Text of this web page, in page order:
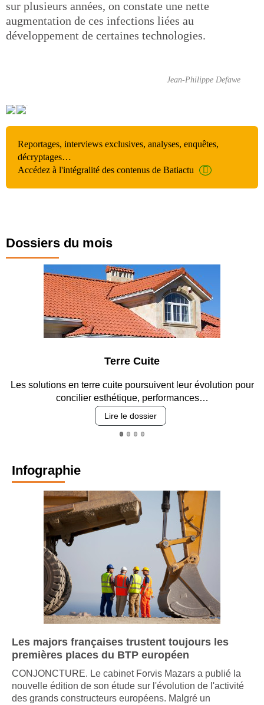
sur plusieurs années, on constate une nette
augmentation de ces infections liées au
développement de certaines technologies.
Jean-Philippe Defawe
Reportages, interviews exclusives, analyses, enquêtes,
décryptages…
Accédez à l'intégralité des contenus de Batiactu
Dossiers du mois
pour
Entre circulation, sécurisation des accès,
revêtements et intégration…
Lire le dossier
Infographie
Les majors françaises trustent toujours les
premières places du BTP européen
CONJONCTURE. Le cabinet Forvis Mazars a publié la
nouvelle édition de son étude sur l'évolution de l'activité
des grands constructeurs européens. Malgré un